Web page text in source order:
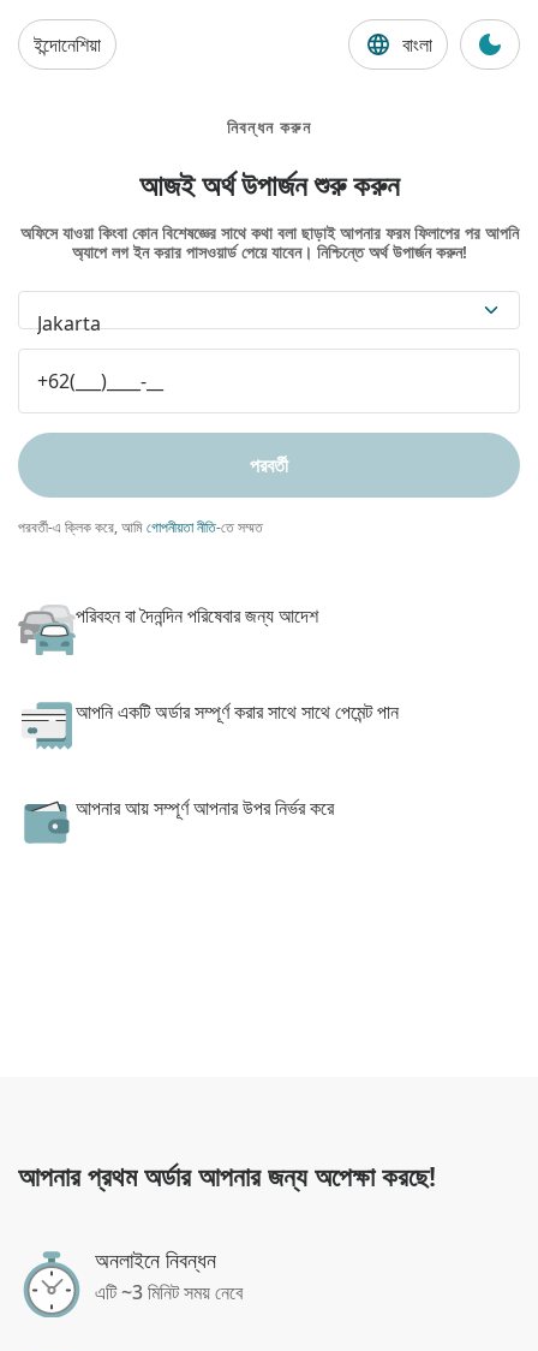
ইন্দোনেশিয়া বাংলা
নিবন্ধন করুন
আজই অর্থ উপার্জন শুরু করুন
অফিসে যাওয়া কিংবা কোন বিশেষজ্ঞের সাথে কথা বলা ছাড়াই আপনার ফরম ফিলাপের পর আপনি
অ্যাপে লগ ইন করার পাসওয়ার্ড পেয়ে যাবেন। নিশ্চিন্তে অর্থ উপার্জন করুন!
Jakarta
পরবর্তী
পরবর্তী-এ ক্লিক করে, আমিগোপনীয়তা নীতি-তে সম্মত
পরিবহন বা দৈনন্দিন পরিষেবার জন্য আদেশ
আপনি একটি অর্ডার সম্পূর্ণ করার সাথে সাথে পেমেন্ট পান
আপনার আয় সম্পূর্ণ আপনার উপর নির্ভর করে
আপনার প্রথম অর্ডার আপনার জন্য অপেক্ষা করছে!
অনলাইনে নিবন্ধন
এটি ~3 মিনিট সময় নেবে